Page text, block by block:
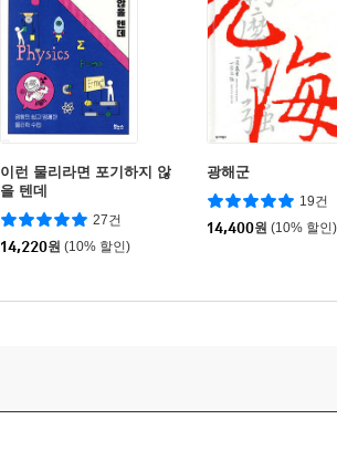
이런 물리라면 포기하지 않
을 텐데
27건
14,220원 (10% 할인)
광해군
19건
14,400원 (10% 할인)